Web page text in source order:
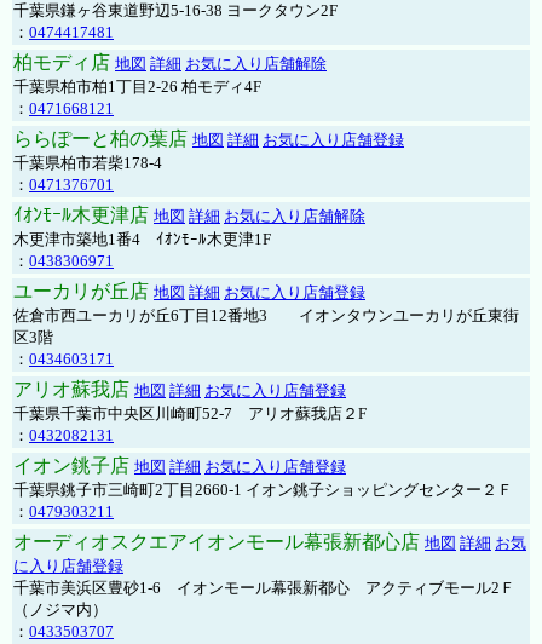
千葉県鎌ヶ谷東道野辺5-16-38 ヨークタウン2F
： 0474417481
柏モディ店 地図 詳細 お気に入り店舗解除
千葉県柏市柏1丁目2-26 柏モディ4F
： 0471668121
ららぽーと柏の葉店 地図 詳細 お気に入り店舗登録
千葉県柏市若柴178-4
： 0471376701
ｲｵﾝﾓｰﾙ木更津店 地図 詳細 お気に入り店舗解除
木更津市築地1番4 ｲｵﾝﾓｰﾙ木更津1F
： 0438306971
ユーカリが丘店 地図 詳細 お気に入り店舗登録
佐倉市西ユーカリが丘6丁目12番地3 イオンタウンユーカリが丘東街
区3階
： 0434603171
アリオ蘇我店 地図 詳細 お気に入り店舗登録
千葉県千葉市中央区川崎町52-7 アリオ蘇我店２F
： 0432082131
イオン銚子店 地図 詳細 お気に入り店舗登録
千葉県銚子市三崎町2丁目2660-1 イオン銚子ショッピングセンター２Ｆ
： 0479303211
オーディオスクエアイオンモール幕張新都心店 地図 詳細 お気
に入り店舗登録
千葉市美浜区豊砂1-6 イオンモール幕張新都心 アクティブモール2Ｆ
（ノジマ内）
： 0433503707